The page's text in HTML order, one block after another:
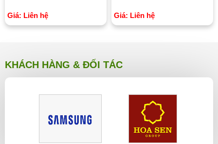
Giá: Liên hệ Giá: Liên hệ
KHÁCH HÀNG & ĐỐI TÁC